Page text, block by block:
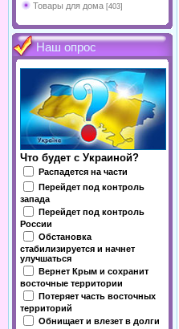
Товары для дома [403]
Наш опрос
Что будет с Украиной?
Распадется на части
Перейдет под контроль
запада
Перейдет под контроль
России
Обстановка
стабилизируется и начнет
улучшаться
Вернет Крым и сохранит
восточные территории
Потеряет часть восточных
территорий
Обнищает и влезет в долги